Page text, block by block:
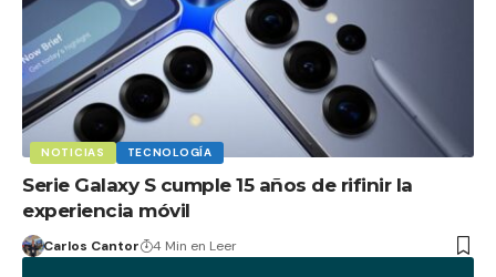
NOTICIAS TECNOLOGÍA
Serie Galaxy S cumple 15 años de rifinir la
experiencia móvil
Carlos Cantor 4 Min en Leer